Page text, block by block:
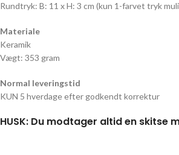
Rundtryk: B: 11 x H: 3 cm (kun 1-farvet tryk
Materiale
Keramik
Vægt: 353 gram
Normal leveringstid
KUN 5 hverdage efter godkendt korrektur
HUSK: Du modtager altid en skitse